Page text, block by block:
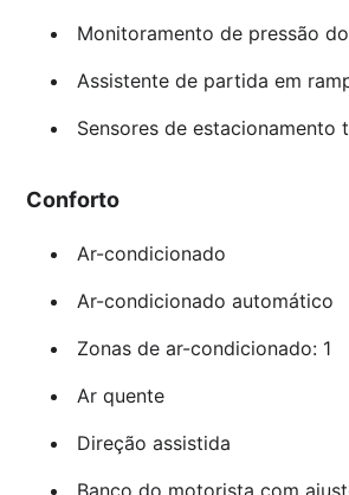
Monitoramento de pressão
Assistente de partida em
Sensores de estacionamento
Conforto
Ar-condicionado
Ar-condicionado automático
Zonas de ar-condicionado: 1
Ar quente
Direção assistida